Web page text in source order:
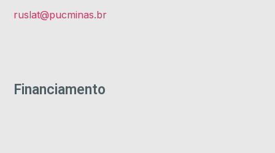
Financiamento
ruslat@pucminas.br